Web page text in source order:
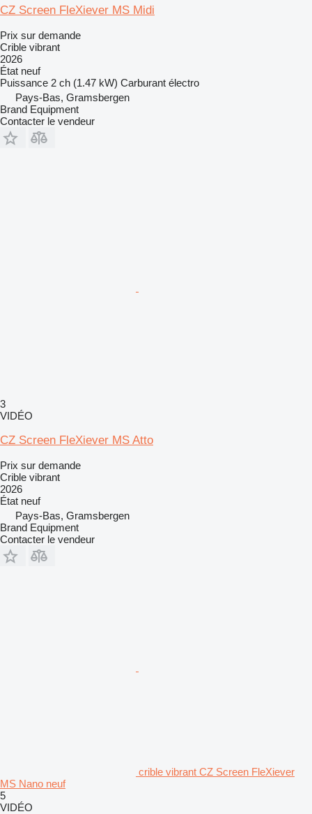
CZ Screen FleXiever MS Midi
Prix sur demande
Crible vibrant
2026
État neuf
Puissance 2 ch (1.47 kW) Carburant électro
Pays-Bas, Gramsbergen
Brand Equipment
Contacter le vendeur
3
VIDÉO
CZ Screen FleXiever MS Atto
Prix sur demande
Crible vibrant
2026
État neuf
Pays-Bas, Gramsbergen
Brand Equipment
Contacter le vendeur
crible vibrant CZ Screen FleXiever
MS Nano neuf
5
VIDÉO